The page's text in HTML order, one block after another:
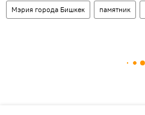
Мэрия города Бишкек памятник